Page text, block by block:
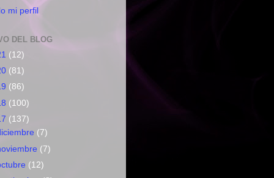
mi perfil
DEL BLOG
(12)
(81)
(86)
(100)
(137)
(7)
(7)
(12)